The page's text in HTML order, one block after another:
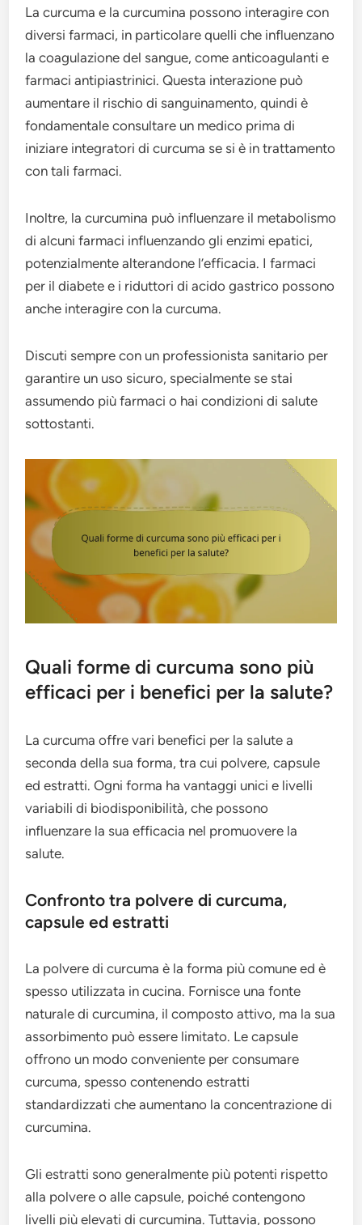
La curcuma e la curcumina possono interagire con
diversi farmaci, in particolare quelli che influenzano
la coagulazione del sangue, come anticoagulanti e
farmaci antipiastrinici. Questa interazione può
aumentare il rischio di sanguinamento, quindi è
fondamentale consultare un medico prima di
iniziare integratori di curcuma se si è in trattamento
con tali farmaci.
Inoltre, la curcumina può influenzare il metabolismo
di alcuni farmaci influenzando gli enzimi epatici,
potenzialmente alterandone l’efficacia. I farmaci
per il diabete e i riduttori di acido gastrico possono
anche interagire con la curcuma.
Discuti sempre con un professionista sanitario per
garantire un uso sicuro, specialmente se stai
assumendo più farmaci o hai condizioni di salute
sottostanti.
Quali forme di curcuma sono più
efficaci per i benefici per la salute?
La curcuma offre vari benefici per la salute a
seconda della sua forma, tra cui polvere, capsule
ed estratti. Ogni forma ha vantaggi unici e livelli
variabili di biodisponibilità, che possono
influenzare la sua efficacia nel promuovere la
salute.
Confronto tra polvere di curcuma,
capsule ed estratti
La polvere di curcuma è la forma più comune ed è
spesso utilizzata in cucina. Fornisce una fonte
naturale di curcumina, il composto attivo, ma la sua
assorbimento può essere limitato. Le capsule
offrono un modo conveniente per consumare
curcuma, spesso contenendo estratti
standardizzati che aumentano la concentrazione di
curcumina.
Gli estratti sono generalmente più potenti rispetto
alla polvere o alle capsule, poiché contengono
livelli più elevati di curcumina. Tuttavia, possono